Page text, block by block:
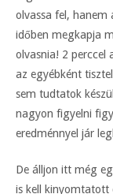
olvassa fel, hanem
időben megkapja
olvasnia! 2 perccel
az egyébként
sem tudtatok
nagyon figyelni
eredménnyel jár
De álljon itt még
is kell kinyomtatott